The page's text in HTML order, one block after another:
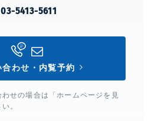
03-5413-5611
合わせ・内覧予約
せの場合は「ホームページを見
。